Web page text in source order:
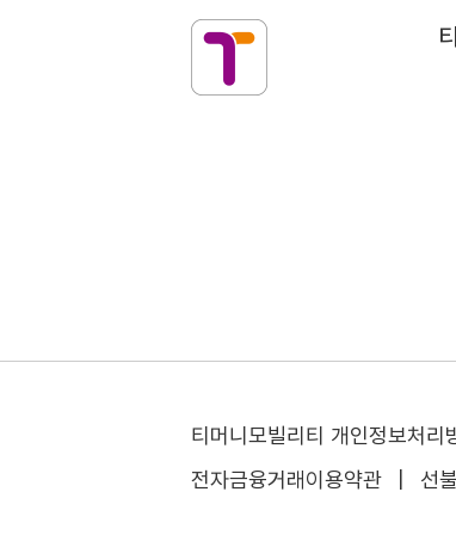
티머니모빌리티
티머니모빌리티 개인정보처리
전자금융거래이용약관
선